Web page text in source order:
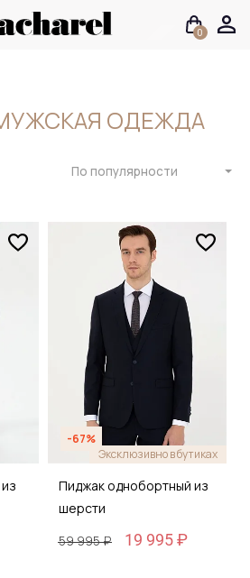
0
ОДЕЖДА
По популярности
-67%
Эксклюзивно в бутиках
Пиджак однобортный из
шерсти
59 995 ₽
19 995 ₽